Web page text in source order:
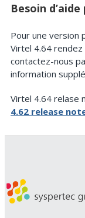
Besoin
Pour une version
Virtel 4.64
contactez-nous
information
Virtel 4.64 relase
4.62 release